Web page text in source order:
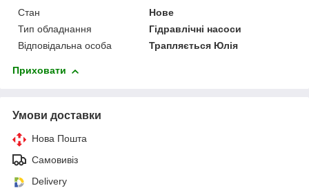
Стан
Нове
Тип обладнання
Гідравлічні насоси
Відповідальна особа
Трапляється Юлія
Приховати
Умови доставки
Нова Пошта
Самовивіз
Delivery